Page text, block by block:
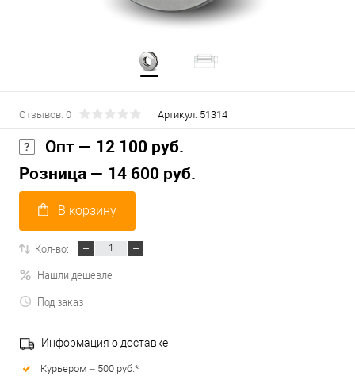
Отзывов: 0 Артикул: 51314
Опт — 12 100 руб.
Розница — 14 600 руб.
В корзину
Кол-во:
Нашли дешевле
Под заказ
Информация о доставке
Курьером – 500 руб.*